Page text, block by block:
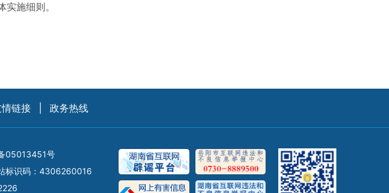
施细则。
链接 政务热线
05013451号
标识码：4306260016